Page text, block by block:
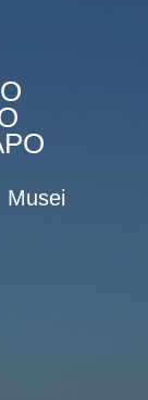
Musei